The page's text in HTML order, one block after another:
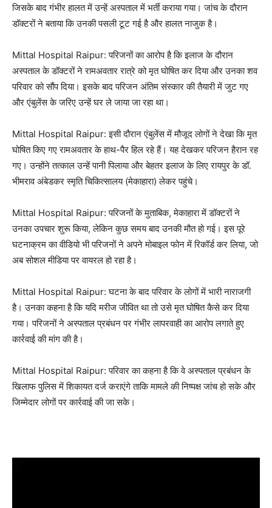
जिसके बाद गंभीर हालत में उन्हें अस्पताल में भर्ती कराया गया। जांच के दौरान
डॉक्टरों ने बताया कि उनकी पसली टूट गई है और हालत नाजुक है।
Mittal Hospital Raipur: परिजनों का आरोप है कि इलाज के दौरान
अस्पताल के डॉक्टरों ने रामअवतार रात्रे को मृत घोषित कर दिया और उनका शव
परिवार को सौंप दिया। इसके बाद परिजन अंतिम संस्कार की तैयारी में जुट गए
और एंबुलेंस के जरिए उन्हें घर ले जाया जा रहा था।
Mittal Hospital Raipur: इसी दौरान एंबुलेंस में मौजूद लोगों ने देखा कि मृत
घोषित किए गए रामअवतार के हाथ-पैर हिल रहे हैं। यह देखकर परिजन हैरान रह
गए। उन्होंने तत्काल उन्हें पानी पिलाया और बेहतर इलाज के लिए रायपुर के डॉ.
भीमराव अंबेडकर स्मृति चिकित्सालय (मेकाहारा) लेकर पहुंचे।
Mittal Hospital Raipur: परिजनों के मुताबिक, मेकाहारा में डॉक्टरों ने
उनका उपचार शुरू किया, लेकिन कुछ समय बाद उनकी मौत हो गई। इस पूरे
घटनाक्रम का वीडियो भी परिजनों ने अपने मोबाइल फोन में रिकॉर्ड कर लिया, जो
अब सोशल मीडिया पर वायरल हो रहा है।
Mittal Hospital Raipur: घटना के बाद परिवार के लोगों में भारी नाराजगी
है। उनका कहना है कि यदि मरीज जीवित था तो उसे मृत घोषित कैसे कर दिया
गया। परिजनों ने अस्पताल प्रबंधन पर गंभीर लापरवाही का आरोप लगाते हुए
कार्रवाई की मांग की है।
Mittal Hospital Raipur: परिवार का कहना है कि वे अस्पताल प्रबंधन के
खिलाफ पुलिस में शिकायत दर्ज कराएंगे ताकि मामले की निष्पक्ष जांच हो सके और
जिम्मेदार लोगों पर कार्रवाई की जा सके।